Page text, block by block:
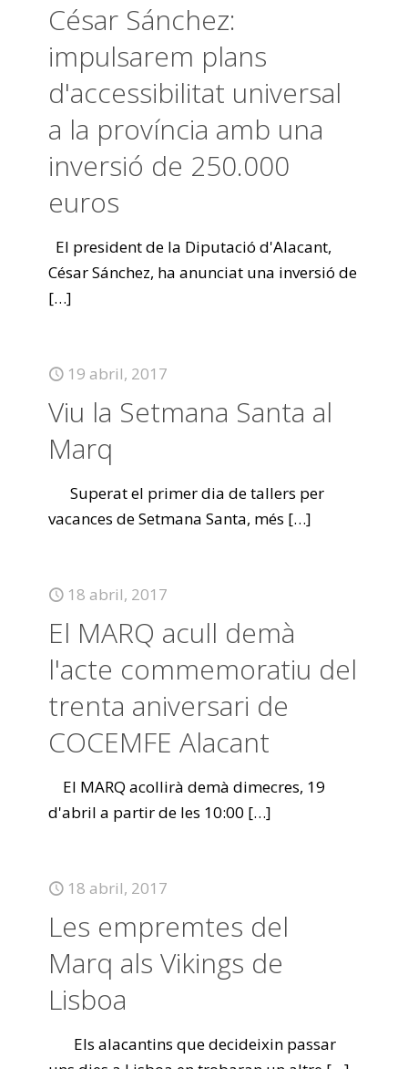
César Sánchez:
impulsarem plans
d'accessibilitat universal
a la província amb una
inversió de 250.000
euros
El president de la Diputació d'Alacant,
César Sánchez, ha anunciat una inversió de
[…]
19 abril, 2017
Viu la Setmana Santa al
Marq
Superat el primer dia de tallers per
vacances de Setmana Santa, més […]
18 abril, 2017
El MARQ acull demà
l'acte commemoratiu del
trenta aniversari de
COCEMFE Alacant
El MARQ acollirà demà dimecres, 19
d'abril a partir de les 10:00 […]
18 abril, 2017
Les empremtes del
Marq als Vikings de
Lisboa
Els alacantins que decideixin passar